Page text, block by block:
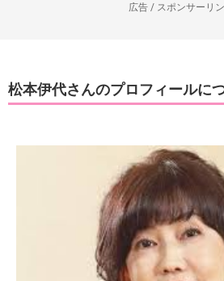
広告 / スポンサーリ
松本伊代さんのプロフィールに